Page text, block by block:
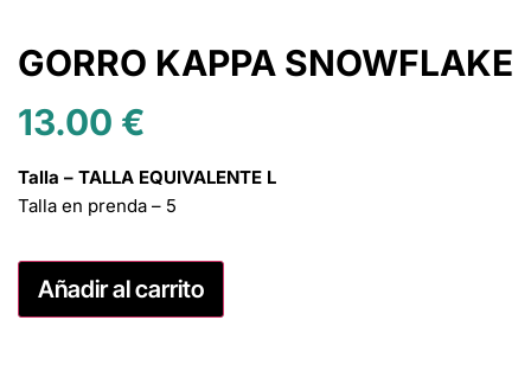
GORRO KAPPA SNOWFLAKE
13.00 €
Talla – TALLA EQUIVALENTE L
Talla en prenda – 5
Añadir al carrito